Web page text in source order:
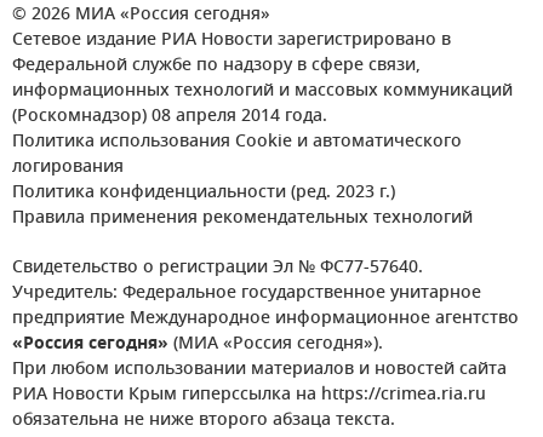
© 2026 МИА «Россия сегодня»
Сетевое издание РИА Новости зарегистрировано в
Федеральной службе по надзору в сфере связи,
информационных технологий и массовых коммуникаций
(Роскомнадзор) 08 апреля 2014 года.
Политика использования Cookie и автоматического
логирования
Политика конфиденциальности (ред. 2023 г.)
Правила применения рекомендательных технологий
Свидетельство о регистрации Эл № ФС77-57640.
Учредитель: Федеральное государственное унитарное
предприятие Международное информационное агентство
«Россия сегодня» (МИА «Россия сегодня»).
При любом использовании материалов и новостей сайта
РИА Новости Крым гиперссылка на https://crimea.ria.ru
обязательна не ниже второго абзаца текста.